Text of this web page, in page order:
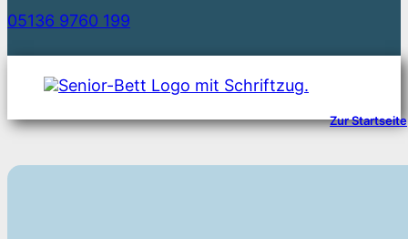
05136 9760 199
Zur Startseite